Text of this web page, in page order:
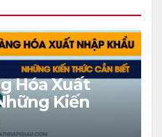
Hóa Xuất
Kiến